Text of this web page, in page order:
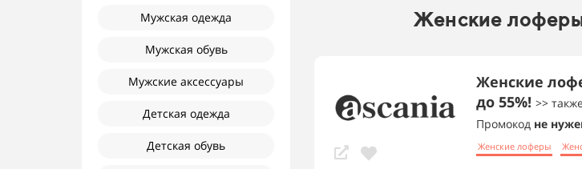
Мужская одежда
Мужская обувь
Мужские аксессуары
Детская одежда
Детская обувь
Женские лоферы
Женские
до 55%! >>
Промокод не
Женские лоферы